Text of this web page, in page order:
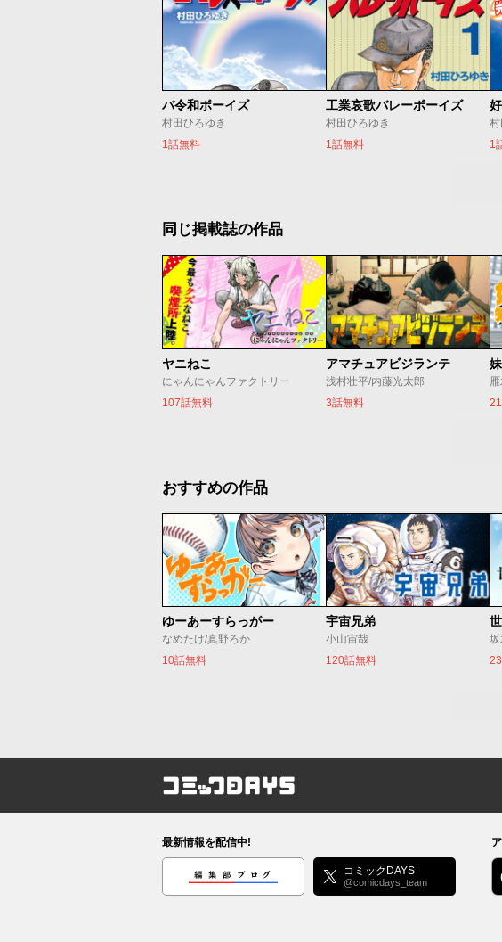
バ令和ボーイズ
村田ひろゆき
1話無料
工業哀歌バレーボーイズ
村田ひろゆき
1話無料
村
1
同じ掲載誌の作品
ヤニねこ
にゃんにゃんファクトリー
107話無料
アマチュアビジランテ
浅村壮平/内藤光太郎
3話無料
おすすめの作品
ゆーあーすらっがー
なめたけ/真野ろか
10話無料
宇宙兄弟
小山宙哉
120話無料
坂
コミックDAYS
最新情報を配信中!
編集部ブログ コミックDAYS
@comicdays_team